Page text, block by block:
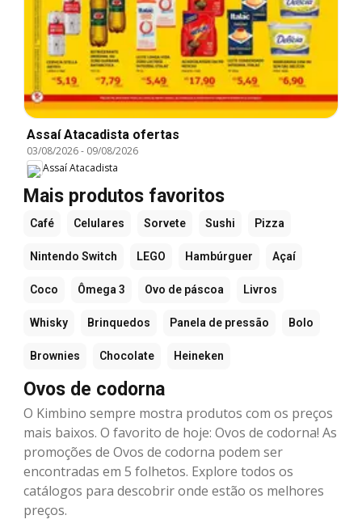
Assaí Atacadista ofertas
03/08/2026- 09/08/2026
Assaí Atacadista
Mais produtos favoritos
Café Celulares Sorvete Sushi Pizza
Nintendo Switch LEGO Hambúrguer Açaí
Coco Ômega 3 Ovo de páscoa Livros
Whisky Brinquedos Panela de pressão Bolo
Brownies Chocolate Heineken
Ovos de codorna
O Kimbino sempre mostra produtos com os preços
mais baixos. O favorito de hoje: Ovos de codorna! As
promoções de Ovos de codorna podem ser
encontradas em 5 folhetos. Explore todos os
catálogos para descobrir onde estão os melhores
preços.